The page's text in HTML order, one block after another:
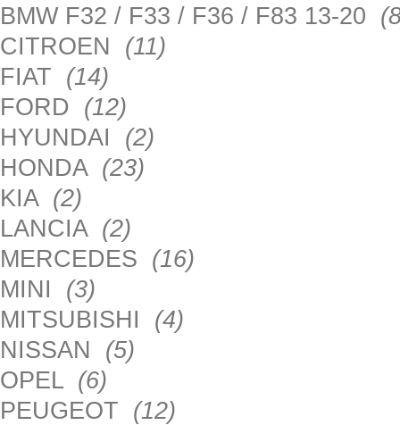
BMW F32 / F33 / F36 / F83 13-20
CITROEN (11)
FIAT (14)
FORD (12)
HYUNDAI (2)
HONDA (23)
KIA (2)
LANCIA (2)
MERCEDES (16)
MINI (3)
MITSUBISHI (4)
NISSAN (5)
OPEL (6)
PEUGEOT (12)